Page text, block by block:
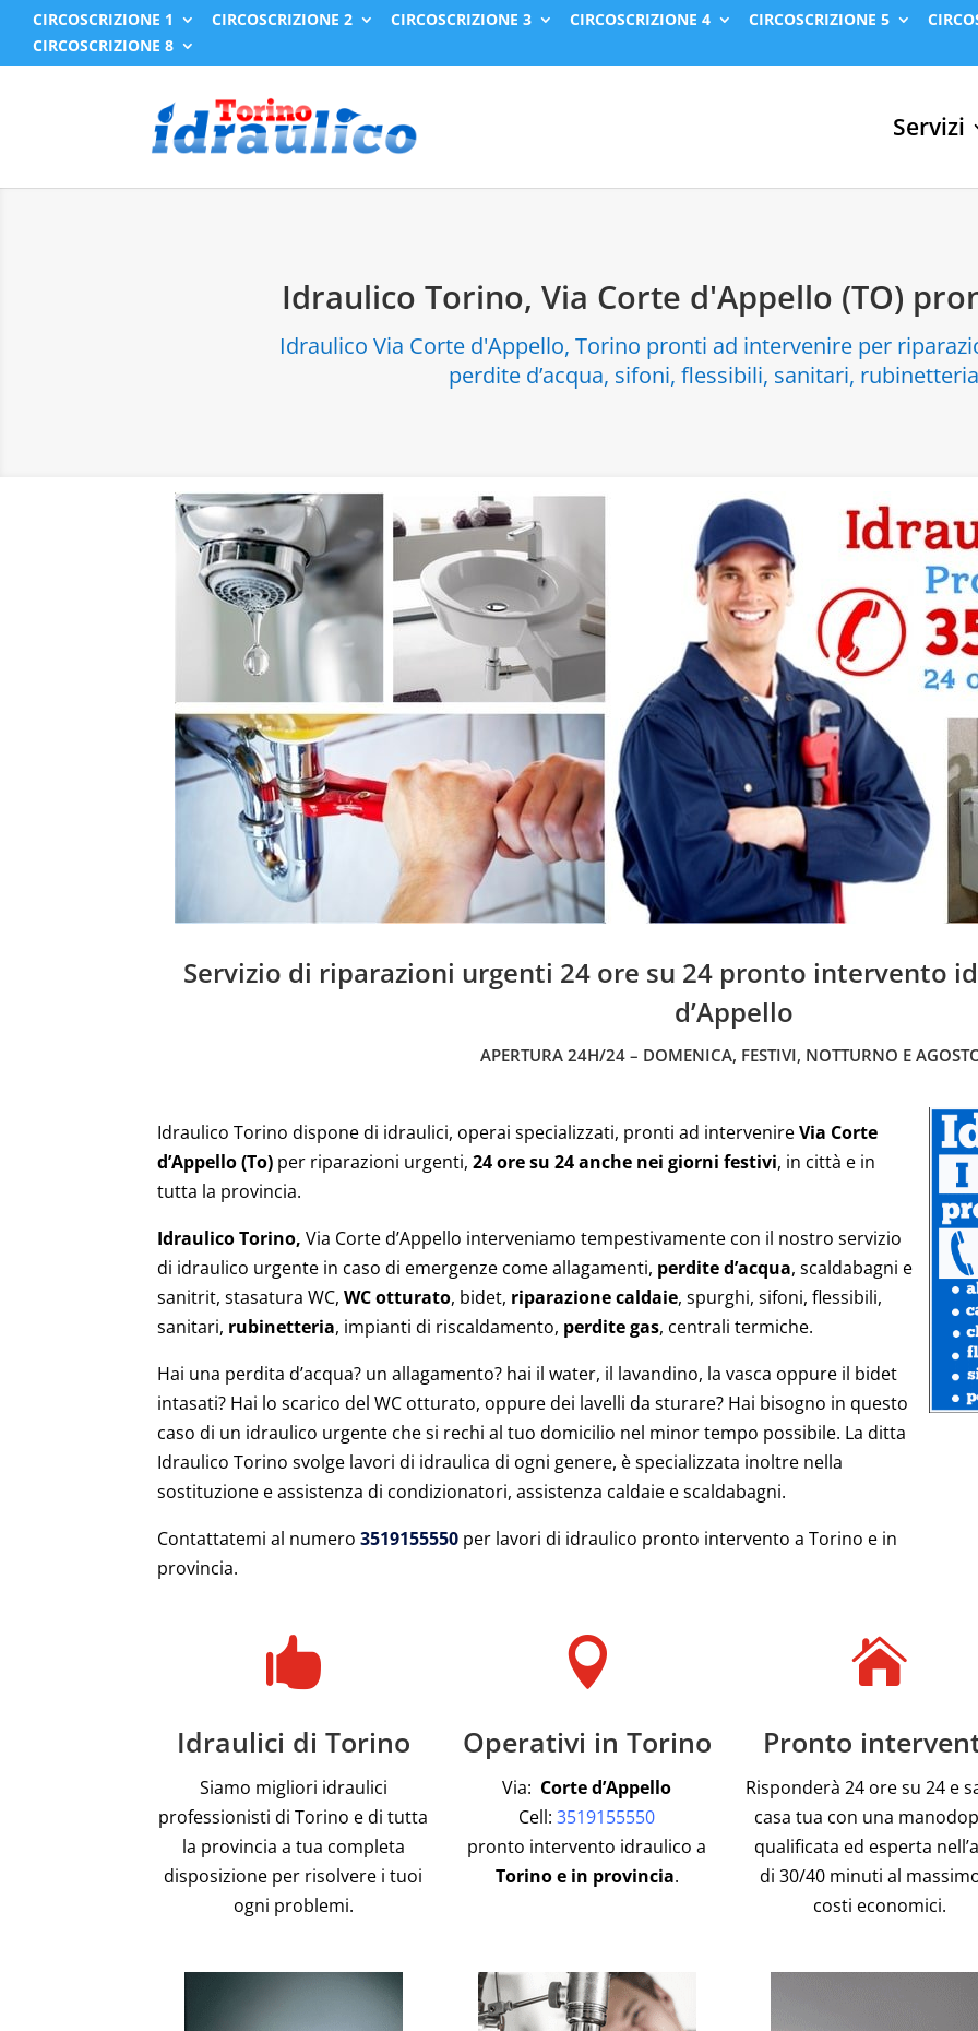
CIRCOSCRIZIONE 1 CIRCOSCRIZIONE 2 CIRCOSCRIZIONE 3 CIRCOSCRIZIONE 4 CIRCOSCRIZIONE 5
CIRCOSCRIZIONE 8
Servizi
Idraulico Torino, Via Corte d'Appello (TO)
Idraulico Via Corte d'Appello, Torino pronti ad intervenire per
perdite d’acqua, sifoni, flessibili, sanitari,
Servizio di riparazioni urgenti 24 ore su 24 pronto intervento
d’Appello
APERTURA 24H/24 – DOMENICA, FESTIVI, NOTTURNO E
Idraulico Torino dispone di idraulici, operai specializzati, pronti ad intervenireVia Corte
d’Appello (To) per riparazioni urgenti, 24 ore su 24 anche nei giorni festivi, in città e in
tutta la provincia.
Idraulico Torino, Via Corte d’Appello interveniamo tempestivamente con il nostro servizio
di idraulico urgente in caso di emergenze come allagamenti, perdite d’acqua, scaldabagni e
sanitrit, stasatura WC,WC otturato, bidet, riparazione caldaie, spurghi, sifoni, flessibili,
sanitari, rubinetteria, impianti di riscaldamento, perdite gas, centrali termiche.
Hai una perdita d’acqua? un allagamento? hai il water, il lavandino, la vasca oppure il bidet
intasati? Hai lo scarico del WC otturato, oppure dei lavelli da sturare? Hai bisogno in questo
caso di un idraulico urgente che si rechi al tuo domicilio nel minor tempo possibile. La ditta
Idraulico Torino svolge lavori di idraulica di ogni genere, è specializzata inoltre nella
sostituzione e assistenza di condizionatori, assistenza caldaie e scaldabagni.
Contattatemi al numero3519155550 per lavori di idraulico pronto intervento a Torino e in
provincia.

Idraulici di Torino
Siamo migliori idraulici
professionisti di Torino e di tutta
la provincia a tua completa
disposizione per risolvere i tuoi
ogni problemi.

Operativi in Torino
Via: Corte d’Appello
Cell:3519155550
pronto intervento idraulico a
Torino e in provincia.

Pronto
Risponderà 24 ore su 24 e
casa tua con una
qualificata ed esperta
di 30/40 minuti al
costi economici.